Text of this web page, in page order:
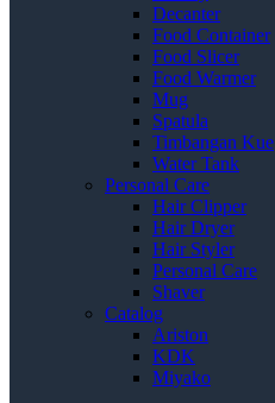
Decanter
Food Container
Food Slicer
Food Warmer
Mug
Spatula
Timbangan Kue
Water Tank
Personal Care
Hair Clipper
Hair Dryer
Hair Styler
Personal Care
Shaver
Catalog
Ariston
KDK
Miyako